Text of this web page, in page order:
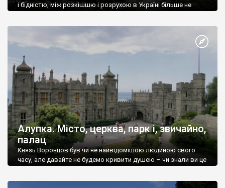
і бідністю, між розкішшю і розрухою в Україні більше не
Алупка. Місто, церква, парк і, звичайно,
палац
Князь Воронцов був чи не найвідомішою людиною свого
часу, але давайте не будемо кривити душею – чи знали ви це